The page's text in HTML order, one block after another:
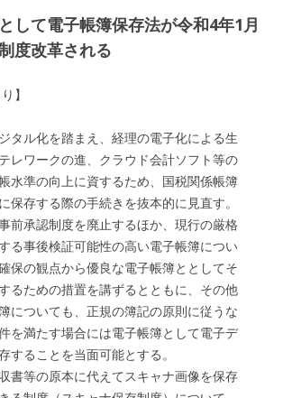
して電子帳簿保存法が令和4年1月
度改革される
】
タル化を踏まえ、経理の電子化による生
レワークの進、クラウド会計ソフト等の
水準の向上に資するため、国税関係帳簿
保存する際の手続きを抜本的に見直す。
前承認制度を廃止するほか、現行の厳格
る事後検証可能性の高い電子帳簿につい
保の観点から優良な電子帳簿ととしてそ
るための措置を講ずるとともに、その他
についても、正規の簿記の原則に従うな
を満たす場合には電子帳簿として電子デ
することを当面可能とする。
書等の原本に代えてスキャナ画像を保存